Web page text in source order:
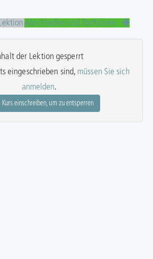
Abschließen und Fortfahren
der Lektion gesperrt
eingeschrieben sind, müssen Sie sich
anmelden.
Kurs einschreiben, um zu entsperren